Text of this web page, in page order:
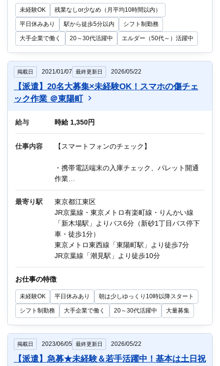
納期に間に合うように印刷をするお仕事です。
紙を印刷機にセットして、最初は見本を見なが
らインクの量などを調整していきます。
印刷中は、印刷の位置や色などに不具合がない
かをチェックします。
未経験OK 残業なしor少なめ（月平均10時間以内）
平日休みあり 駅から徒歩5分以内 シフト制勤務
大手企業で働く 20～30代活躍中 エルダー（50代～）活躍中
掲載日 2021/01/07 最終更新日 2026/05/22
【派遣】20名大募集×未経験OK！スマホの傷チェ
ック作業 ＠東陽町
給与 時給 1,350円
仕事内容 【スマートフォンのチェック】
・携帯電話端末の入庫チェック、パレット開通
作業
・仕分け、端末登録
・保証サービス登録
・傷、ひび割れの状態入力
・データチェック、修正
・発送準備、納品 など
他にもIT関連のお仕事が多数あります。
い！
最寄り駅
東京都江東区
JR京葉線・東京メトロ有楽町線・りんかい線
「新木場駅」よりバス6分（新砂1丁目バス停下
車・徒歩1分）
東京メトロ東西線「東陽町駅」より徒歩7分
JR京葉線「潮見駅」より徒歩10分
お仕事の特徴
未経験OK 平日休みあり 朝は少しゆっくり10時以降スタート
シフト制勤務 大手企業で働く 20～30代活躍中 大量募集
掲載日 2023/06/05 最終更新日 2026/05/22
【派遣】急募★未経験＆若手活躍中！基本は土日祝